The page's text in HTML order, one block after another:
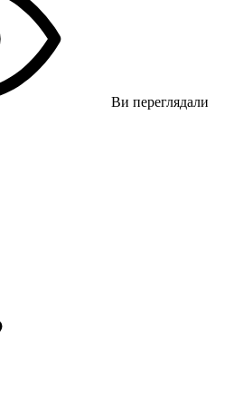
Ви переглядали